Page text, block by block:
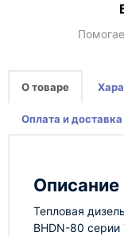
О товаре
Оплата и доставка
Описание
Тепловая
BHDN-80